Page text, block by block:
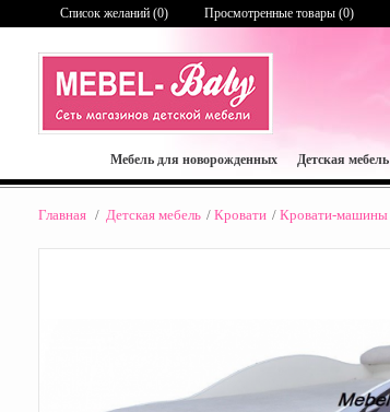
Список желаний (0) Просмотренные товары (0)
Мебель для новорожденных Детская мебель
Главная / Детская мебель / Кровати / Кровати-машины